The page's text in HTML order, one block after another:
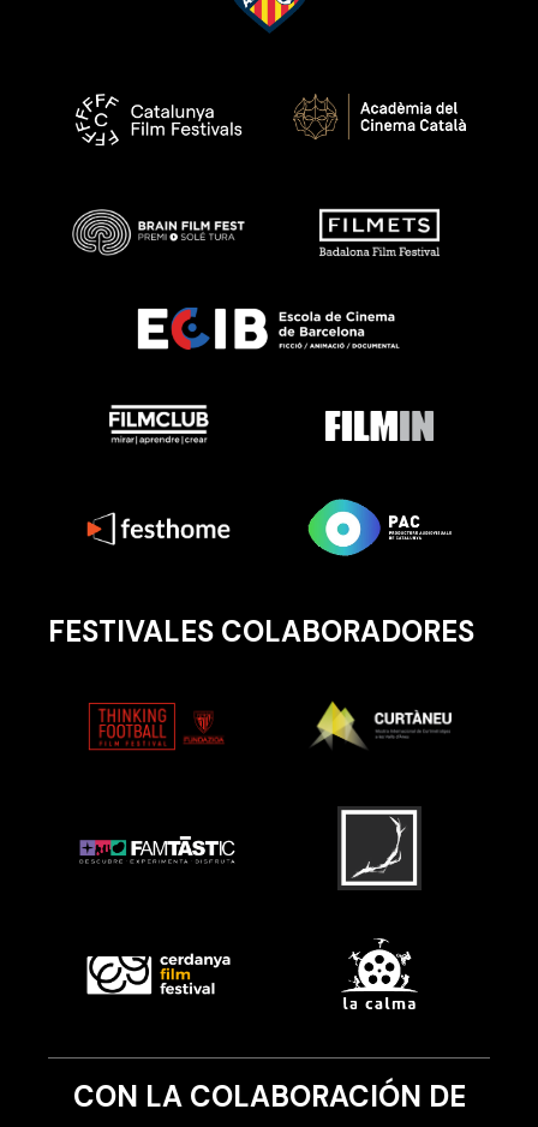
FESTIVALES COLABORADORES
CON LA COLABORACIÓN DE